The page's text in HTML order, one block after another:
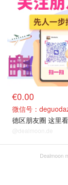
€0.00
微信号：
德区朋友圈 这里看
@dealmoon.de
Dealmoon